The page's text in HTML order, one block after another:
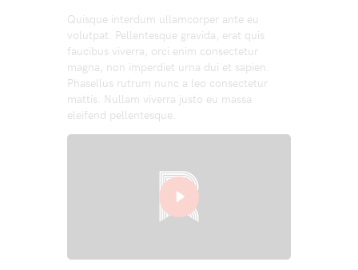
Quisque interdum ullamcorper ante eu
volutpat. Pellentesque gravida, erat quis
faucibus viverra, orci enim consectetur
magna, non imperdiet urna dui et sapien.
Phasellus rutrum nunc a leo consectetur
mattis. Nullam viverra justo eu massa
eleifend pellentesque.